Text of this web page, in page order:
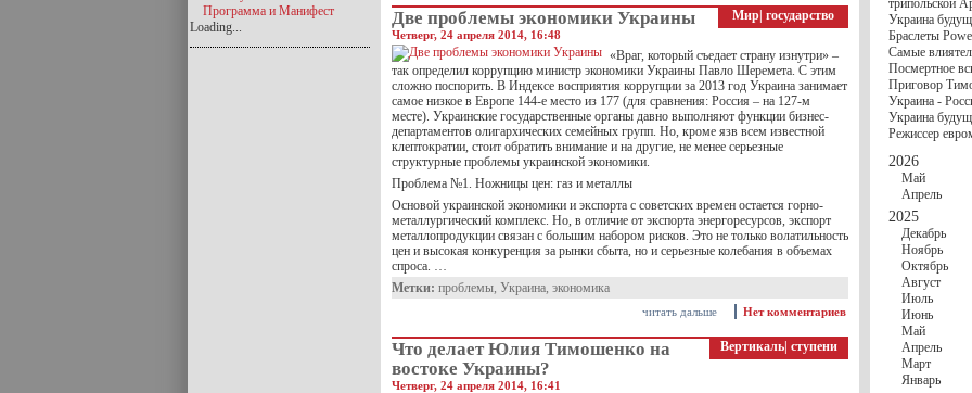
Мир государство
Две проблемы экономики Украины
Четверг, 24 апреля 2014, 16:48
«Враг, который съедает страну изнутри» –
так определил коррупцию министр экономики Украины Павло Шеремета. С этим
сложно поспорить. В Индексе восприятия коррупции за 2013 год Украина занимает
самое низкое в Европе 144-е место из 177 (для сравнения: Россия – на 127-м
месте). Украинские государственные органы давно выполняют функции бизнес-
департаментов олигархических семейных групп. Но, кроме язв всем известной
клептократии, стоит обратить внимание и на другие, не менее серьезные
структурные проблемы украинской экономики.
Проблема №1. Ножницы цен: газ и металлы
Основой украинской экономики и экспорта с советских времен остается горно-
металлургический комплекс. Но, в отличие от экспорта энергоресурсов, экспорт
металлопродукции связан с большим набором рисков. Это не только волатильность
цен и высокая конкуренция за рынки сбыта, но и серьезные колебания в объемах
спроса. …
Метки: проблемы, Украина, экономика
Нет комментариев
читать дальше
Вертикаль ступени
Что делает Юлия Тимошенко на
востоке Украины?
Четверг, 24 апреля 2014, 16:41
Программа и Манифест
Loading...
27 Ноября
Турции
17 Ноября
шестилетнего
16 Ноября
13 Ноября
10 Ноября
10 Ноября
особом статусе
03 Ноября
трипольской
Украина
Браслеты
Самые
Посмертное
Приговор
Украина -
Украина
Режиссер
2026
Май
Апрель
2025
Декабрь
Ноябрь
Октябрь
Август
Июль
Июнь
Май
Апрель
Март
Январь